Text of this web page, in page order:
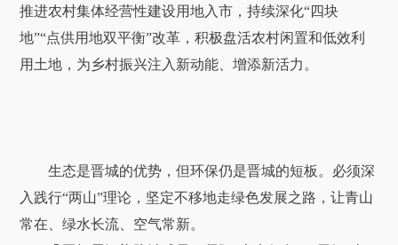
推进农村集体经营性建设用地入市，持续深化“四块
地”“点供用地双平衡”改革，积极盘活农村闲置和低效利
用土地，为乡村振兴注入新动能、增添新活力。
生态是晋城的优势，但环保仍是晋城的短板。必须深
入践行“两山”理论，坚定不移地走绿色发展之路，让青山
常在、绿水长流、空气常新。